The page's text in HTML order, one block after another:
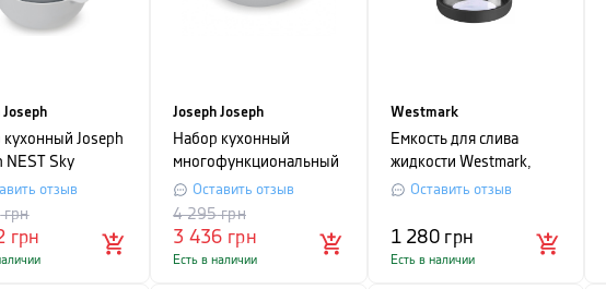
Joseph
кухонный Joseph
NEST Sky
серый, 9
отзыв
грн
грн
Joseph Joseph
Набор кухонный
многофункциональный
Joseph Joseph NEST, 9
предметов, зеленый
Оставить отзыв
3 436 грн
4 295грн
Есть в наличии
Westmark
Емкость для слива
жидкости Westmark,
объем 750 мл
Оставить отзыв
1 280 грн
Есть в наличии